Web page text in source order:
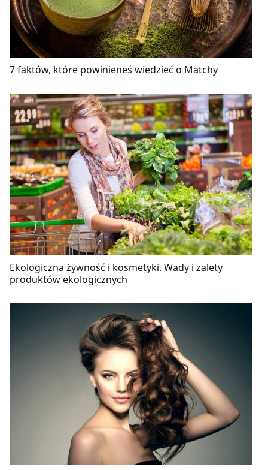
7 faktów, które powinieneś wiedzieć o Matchy
Ekologiczna żywność i kosmetyki. Wady i zalety
produktów ekologicznych